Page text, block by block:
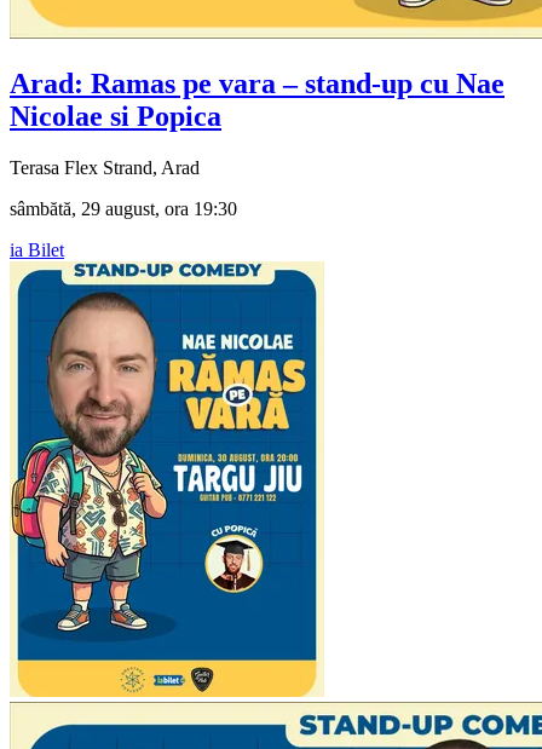
Arad: Ramas pe vara – stand-up cu Nae
Nicolae si Popica
Terasa Flex Strand, Arad
sâmbătă, 29 august, ora 19:30
ia Bilet